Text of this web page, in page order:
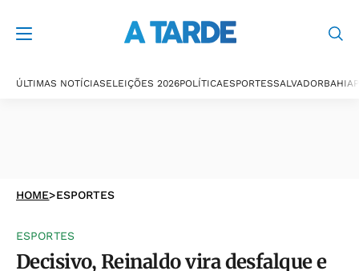
ÚLTIMAS NOTÍCIASELEIÇÕES 2026POLÍTICAESPORTESSALVADORBAHIA
HOME>ESPORTES
ESPORTES
Decisivo, Reinaldo vira desfalque e